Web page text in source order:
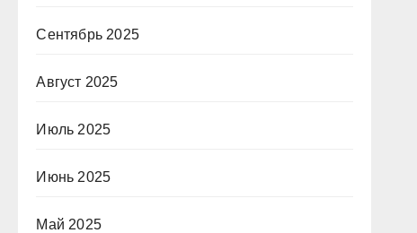
Сентябрь 2025
Август 2025
Июль 2025
Июнь 2025
Май 2025